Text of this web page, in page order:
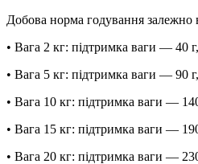
Добова норма годування залежно
• Вага 2 кг: підтримка ваги — 40
• Вага 5 кг: підтримка ваги — 90
• Вага 10 кг: підтримка ваги —
• Вага 15 кг: підтримка ваги —
• Вага 20 кг: підтримка ваги —